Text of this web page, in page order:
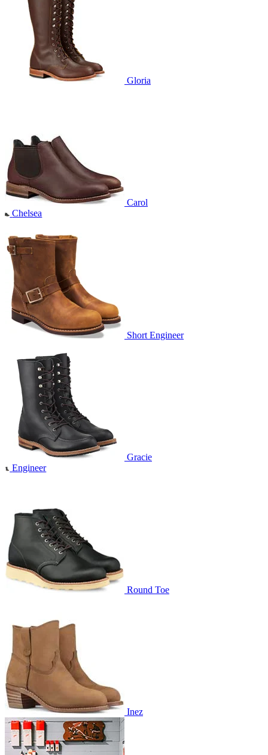
Gloria
Carol
Chelsea
Short Engineer
Gracie
Engineer
Round Toe
Inez